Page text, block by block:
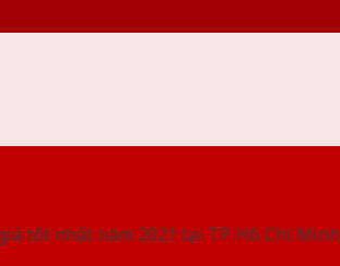
tốt nhất năm 2021 tại TP. Hồ Chí Minh